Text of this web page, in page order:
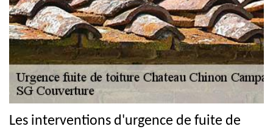
Les interventions d'urgence de fuite de